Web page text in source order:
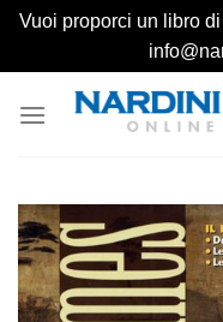
Vuoi proporci un libro